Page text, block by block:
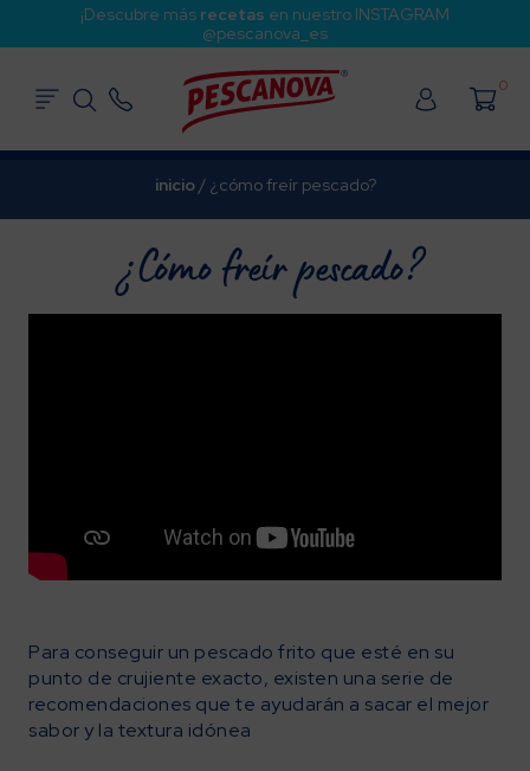
¡Descubre más recetas en nuestro INSTAGRAM
@pescanova_es
0
inicio/ ¿cómo freír pescado?
¿Cómo freír pescado?
Para conseguir un pescado frito que esté en su
punto de crujiente exacto, existen una serie de
recomendaciones que te ayudarán a sacar el mejor
sabor y la textura idónea